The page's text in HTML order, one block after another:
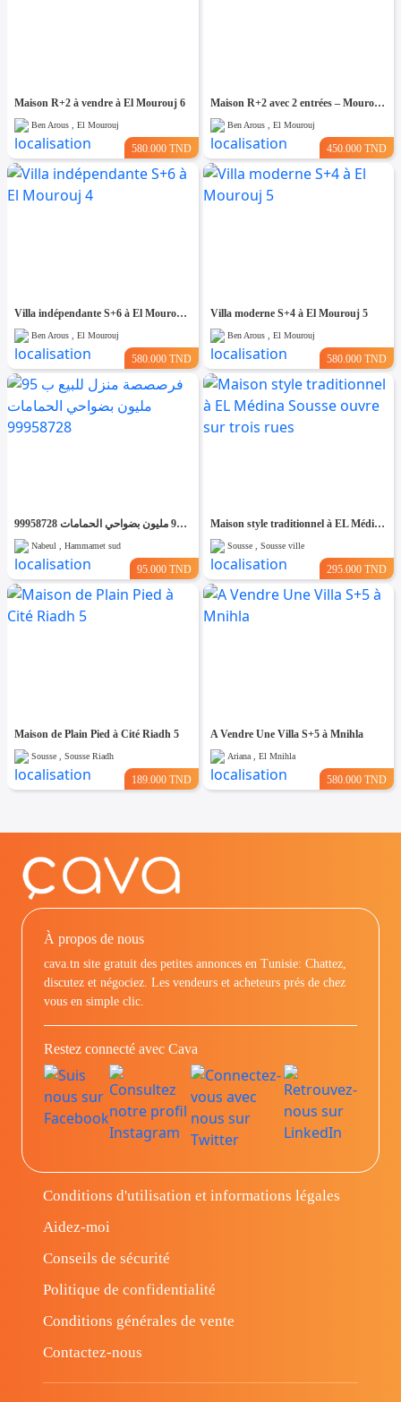
Maison R+2 à vendre à El Mourouj 6
Ben Arous , El Mourouj
580.000 TND
Maison R+2 avec 2 entrées – Mourouj 4
Ben Arous , El Mourouj
450.000 TND
Villa indépendante S+6 à El Mourouj 4
Ben Arous , El Mourouj
580.000 TND
Villa moderne S+4 à El Mourouj 5
Ben Arous , El Mourouj
580.000 TND
فرصصصة منزل للبيع ب 95 مليون بضواحي الحمامات 99958728
Nabeul , Hammamet sud
95.000 TND
Maison style traditionnel à EL Médina Sousse ouvre sur trois rues
Sousse , Sousse ville
295.000 TND
Maison de Plain Pied à Cité Riadh 5
Sousse , Sousse Riadh
189.000 TND
A Vendre Une Villa S+5 à Mnihla
Ariana , El Mnihla
580.000 TND
À propos de nous
cava.tn site gratuit des petites annonces en Tunisie: Chattez,
discutez et négociez. Les vendeurs et acheteurs prés de chez
vous en simple clic.
Restez connecté avec Cava
Conditions d'utilisation et informations légales
Aidez-moi
Conseils de sécurité
Politique de confidentialité
Conditions générales de vente
Contactez-nous